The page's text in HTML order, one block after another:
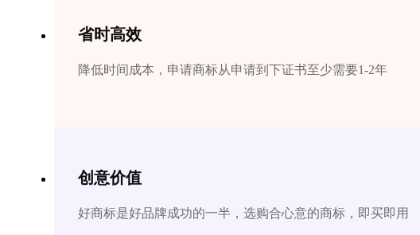
省时高效
降低时间成本，申请商标从申请到下证书至少需要1-2年
创意价值
好商标是好品牌成功的一半，选购合心意的商标，即买即用